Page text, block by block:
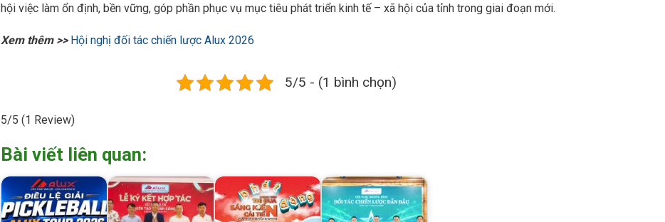
hội việc làm ổn định, bền vững, góp phần phục vụ mục tiêu phát triển kinh tế – xã hội của tỉnh trong giai đoạn mới.
Xem thêm >> Hội nghị đối tác chiến lược Alux 2026
5/5 - (1 bình chọn)
5/5 (1 Review)
Bài viết liên quan: